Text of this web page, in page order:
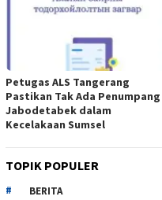
Petugas ALS Tangerang
Pastikan Tak Ada Penumpang
Jabodetabek dalam
Kecelakaan Sumsel
TOPIK POPULER
BERITA